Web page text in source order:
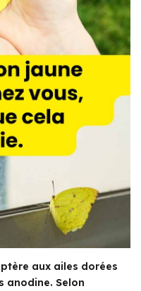
aux ailes dorées
anodine. Selon